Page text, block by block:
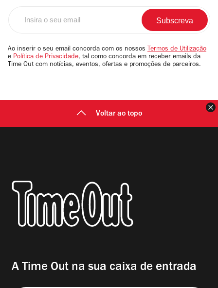
email
Ao inserir o seu email concorda com os nossos Termos de Utilização
e Política de Privacidade, tal como concorda em receber emails da
Time Out com notícias, eventos, ofertas e promoções de parceiros.
Voltar ao topo
A Time Out na sua caixa de entrada